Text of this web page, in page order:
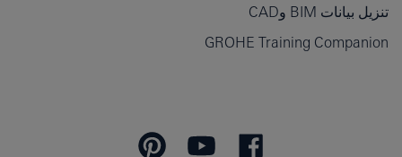
تنزيل بيانات BIM وCAD
GROHE Training Companion